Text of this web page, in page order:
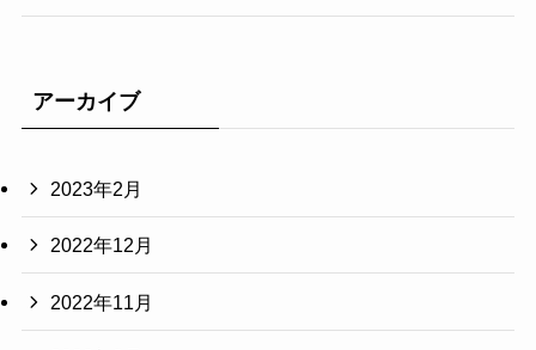
アーカイブ
2023年2月
2022年12月
2022年11月